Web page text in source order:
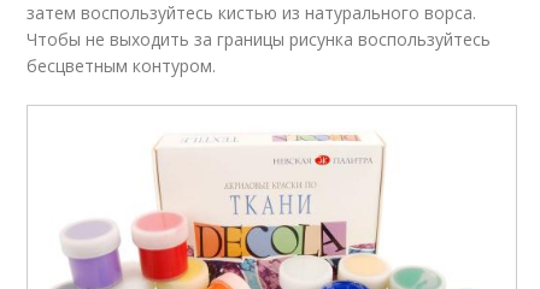
затем воспользуйтесь кистью из натурального ворса.
Чтобы не выходить за границы рисунка воспользуйтесь
бесцветным контуром.